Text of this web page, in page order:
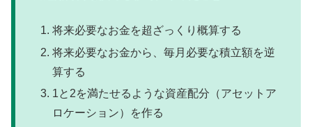
将来必要なお金を超ざっくり概算する
将来必要なお金から、毎月必要な積立額を逆
算する
1と2を満たせるような資産配分（アセットア
ロケーション）を作る